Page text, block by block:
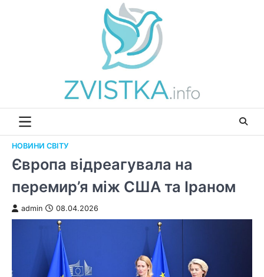
НОВИНИ СВІТУ
Європа відреагувала на
перемир’я між США та Іраном
admin 08.04.2026